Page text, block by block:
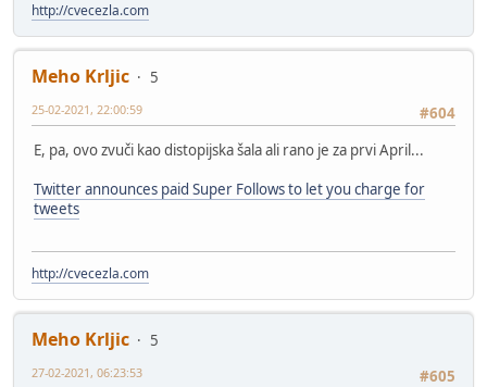
http://cvecezla.com
Meho Krljic
5
#604
25-02-2021, 22:00:59
E, pa, ovo zvuči kao distopijska šala ali rano je za prvi April...
Twitter announces paid Super Follows to let you charge for
tweets
http://cvecezla.com
Meho Krljic
5
#605
27-02-2021, 06:23:53